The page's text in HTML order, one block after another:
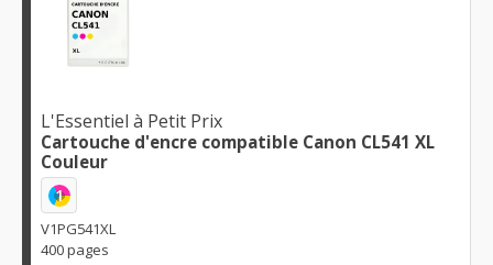
L'Essentiel à Petit Prix
Cartouche d'encre compatible Canon CL541 XL
Couleur
1
V1PG541XL
400 pages